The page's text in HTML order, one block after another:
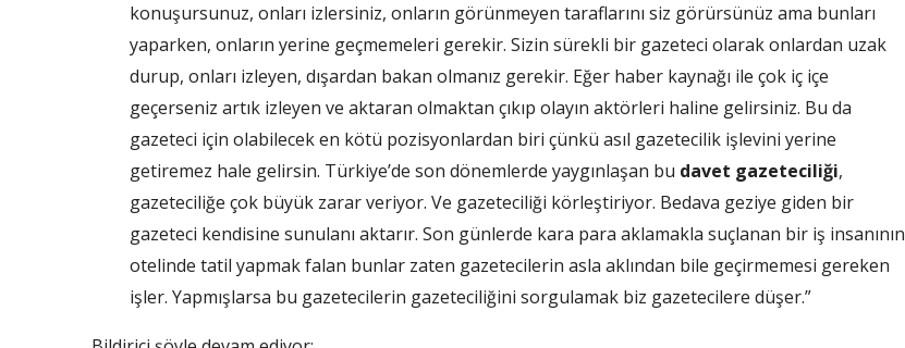
konuşursunuz, onları izlersiniz, onların görünmeyen taraflarını siz görürsünüz ama bunları
yaparken, onların yerine geçmemeleri gerekir. Sizin sürekli bir gazeteci olarak onlardan uzak
durup, onları izleyen, dışardan bakan olmanız gerekir. Eğer haber kaynağı ile çok iç içe
geçerseniz artık izleyen ve aktaran olmaktan çıkıp olayın aktörleri haline gelirsiniz. Bu da
gazeteci için olabilecek en kötü pozisyonlardan biri çünkü asıl gazetecilik işlevini yerine
getiremez hale gelirsin. Türkiye’de son dönemlerde yaygınlaşan bu davet gazeteciliği,
gazeteciliğe çok büyük zarar veriyor. Ve gazeteciliği körleştiriyor. Bedava geziye giden bir
gazeteci kendisine sunulanı aktarır. Son günlerde kara para aklamakla suçlanan bir iş insanının
otelinde tatil yapmak falan bunlar zaten gazetecilerin asla aklından bile geçirmemesi gereken
işler. Yapmışlarsa bu gazetecilerin gazeteciliğini sorgulamak biz gazetecilere düşer.”